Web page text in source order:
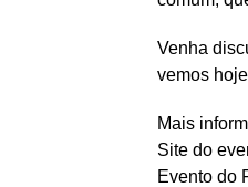
Venha
vemos
Mais
Site do
Evento do